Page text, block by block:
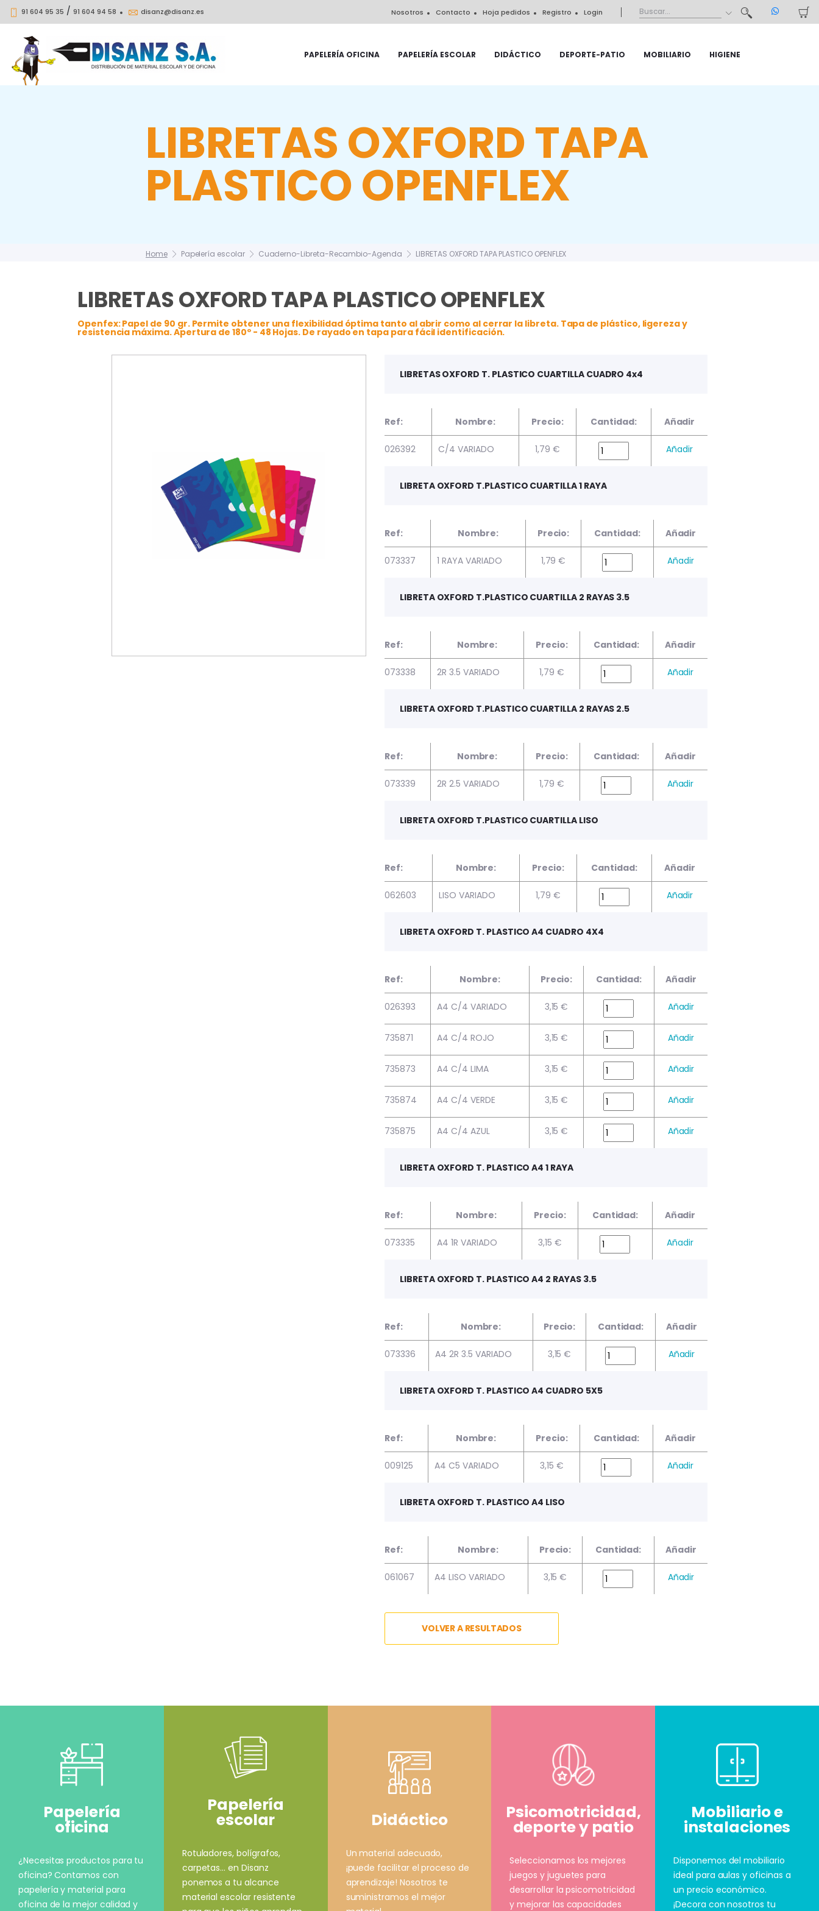
91 604 95 35 / 91 604 94 58 disanz@disanz.es Nosotros Contacto Hoja pedidos Registro Login
PAPELERÍA OFICINA PAPELERÍA ESCOLAR DIDÁCTICO DEPORTE-PATIO MOBILIARIO HIGIENE
LIBRETAS OXFORD TAPA
PLASTICO OPENFLEX
Home Papelería escolar Cuaderno-Libreta-Recambio-Agenda LIBRETAS OXFORD TAPA PLASTICO OPENFLEX
LIBRETAS OXFORD TAPA PLASTICO OPENFLEX
Openfex: Papel de 90 gr. Permite obtener una flexibilidad óptima tanto al abrir como al cerrar la libreta. Tapa de plástico, ligereza y
resistencia máxima. Apertura de 180º - 48 Hojas. De rayado en tapa para fácil identificación.
LIBRETAS OXFORD T. PLASTICO CUARTILLA CUADRO 4x4
Ref: Nombre: Precio: Cantidad: Añadir
026392 C/4 VARIADO 1,79 € Añadir
LIBRETA OXFORD T.PLASTICO CUARTILLA 1 RAYA
Ref: Nombre: Precio: Cantidad: Añadir
073337 1 RAYA VARIADO 1,79 € Añadir
LIBRETA OXFORD T.PLASTICO CUARTILLA 2 RAYAS 3.5
Ref: Nombre: Precio: Cantidad: Añadir
073338 2R 3.5 VARIADO 1,79 € Añadir
LIBRETA OXFORD T.PLASTICO CUARTILLA 2 RAYAS 2.5
Ref: Nombre: Precio: Cantidad: Añadir
073339 2R 2.5 VARIADO 1,79 € Añadir
LIBRETA OXFORD T.PLASTICO CUARTILLA LISO
Ref: Nombre: Precio: Cantidad: Añadir
062603 LISO VARIADO 1,79 € Añadir
LIBRETA OXFORD T. PLASTICO A4 CUADRO 4X4
Ref: Nombre: Precio: Cantidad: Añadir
026393 A4 C/4 VARIADO 3,15 € Añadir
735871 A4 C/4 ROJO 3,15 € Añadir
735873 A4 C/4 LIMA 3,15 € Añadir
735874 A4 C/4 VERDE 3,15 € Añadir
735875 A4 C/4 AZUL 3,15 € Añadir
LIBRETA OXFORD T. PLASTICO A4 1 RAYA
Ref: Nombre: Precio: Cantidad: Añadir
073335 A4 1R VARIADO 3,15 € Añadir
LIBRETA OXFORD T. PLASTICO A4 2 RAYAS 3.5
Ref: Nombre: Precio: Cantidad: Añadir
073336 A4 2R 3.5 VARIADO 3,15 € Añadir
LIBRETA OXFORD T. PLASTICO A4 CUADRO 5X5
Ref: Nombre: Precio: Cantidad: Añadir
009125 A4 C5 VARIADO 3,15 € Añadir
LIBRETA OXFORD T. PLASTICO A4 LISO
Ref: Nombre: Precio: Cantidad: Añadir
061067 A4 LISO VARIADO 3,15 € Añadir
VOLVER A RESULTADOS
Papelería
oficina
¿Necesitas productos para tu
oficina? Contamos con
papelería y material para
oficina de la mejor calidad y
Papelería
escolar
Rotuladores, bolígrafos,
carpetas... en Disanz
ponemos a tu alcance
material escolar resistente
Didáctico
Un material adecuado,
¡puede facilitar el proceso de
aprendizaje! Nosotros te
suministramos el mejor
Psicomotricidad,
deporte y patio
Seleccionamos los mejores
juegos y juguetes para
desarrollar la psicomotricidad
y mejorar las capacidades
Mobiliario e
instalaciones
Disponemos del mobiliario
ideal para aulas y oficinas a
un precio económico.
¡Decora con nosotros tu